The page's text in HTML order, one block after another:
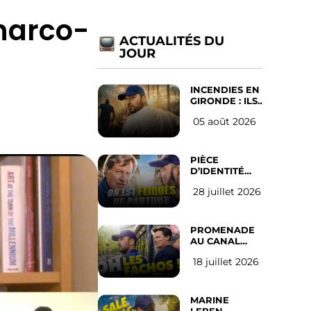
ACTUALITÉS DU
JOUR
INCENDIES EN
GIRONDE : ILS
D’ABANDONNER
05 août 2026
PIÈCE
D’IDENTITÉ
SUR LES
l’avis des
Français
28 juillet 2026
PROMENADE
AU CANAL
(les gauchistes
18 juillet 2026
MARINE